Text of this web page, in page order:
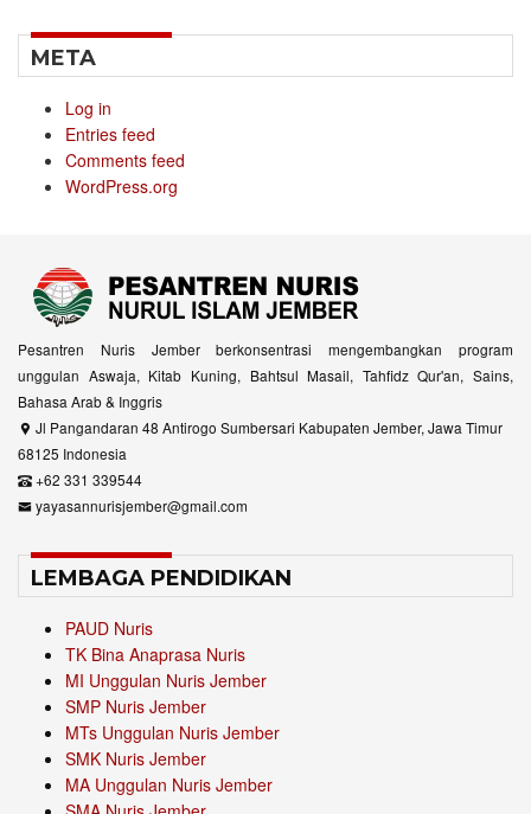
META
Log in
Entries feed
Comments feed
WordPress.org
Pesantren Nuris Jember berkonsentrasi mengembangkan program
unggulan Aswaja, Kitab Kuning, Bahtsul Masail, Tahfidz Qur'an, Sains,
Bahasa Arab & Inggris
Jl Pangandaran 48 Antirogo Sumbersari Kabupaten Jember, Jawa Timur
68125 Indonesia
+62 331 339544
yayasannurisjember@gmail.com
LEMBAGA PENDIDIKAN
PAUD Nuris
TK Bina Anaprasa Nuris
MI Unggulan Nuris Jember
SMP Nuris Jember
MTs Unggulan Nuris Jember
SMK Nuris Jember
MA Unggulan Nuris Jember